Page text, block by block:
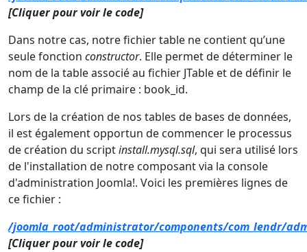
[Cliquer pour voir le code]
Dans notre cas, notre fichier table ne contient qu’une
seule fonction constructor. Elle permet de déterminer le
nom de la table associé au fichier JTable et de définir le
champ de la clé primaire : book_id.
Lors de la création de nos tables de bases de données,
il est également opportun de commencer le processus
de création du scriptinstall.mysql.sql, qui sera utilisé lors
de l'installation de notre composant via la console
d'administration Joomla!. Voici les premières lignes de
ce fichier :
/joomla_root/administrator/components/com_lendr/
[Cliquer pour voir le code]